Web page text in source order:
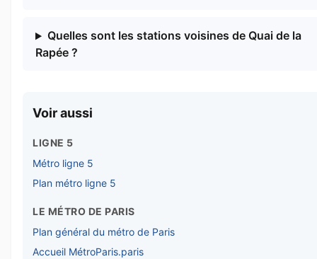
Quelles sont les stations voisines de Quai de la
Rapée ?
Voir aussi
LIGNE 5
Métro ligne 5
Plan métro ligne 5
LE MÉTRO DE PARIS
Plan général du métro de Paris
Accueil MétroParis.paris